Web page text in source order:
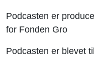
Podcasten er
for Fonden Gro
Podcasten er blevet